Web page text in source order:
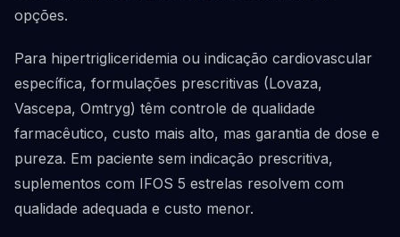
opções.
Para hipertrigliceridemia ou indicação cardiovascular
específica, formulações prescritivas (Lovaza,
Vascepa, Omtryg) têm controle de qualidade
farmacêutico, custo mais alto, mas garantia de dose e
pureza. Em paciente sem indicação prescritiva,
suplementos com IFOS 5 estrelas resolvem com
qualidade adequada e custo menor.